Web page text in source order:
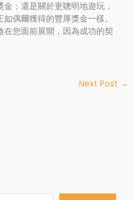
；還是關於更聰明地遊玩，
偶爾獲得的豐厚獎金一樣。
您面前展開，因為成功的契
Next Post →